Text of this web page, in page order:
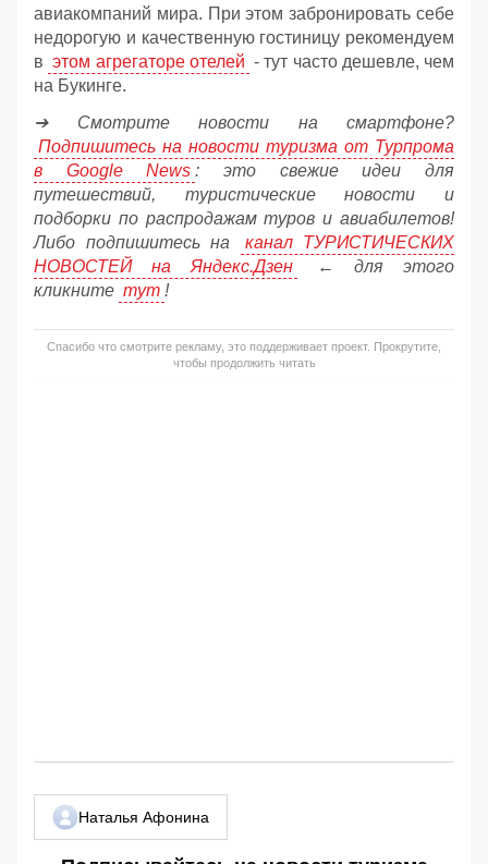
авиакомпаний мира. При этом забронировать себе
недорогую и качественную гостиницу рекомендуем
в этом агрегаторе отелей - тут часто дешевле, чем
на Букинге.
➔ Смотрите новости на смартфоне?
Подпишитесь на новости туризма от Турпрома
в Google News : это свежие идеи для
путешествий, туристические новости и
подборки по распродажам туров и авиабилетов!
Либо подпишитесь на
канал ТУРИСТИЧЕСКИХ
НОВОСТЕЙ на Яндекс.Дзен
← для этого
кликните тут !
Спасибо что смотрите рекламу, это поддерживает проект. Прокрутите,
чтобы продолжить читать
Наталья Афонина